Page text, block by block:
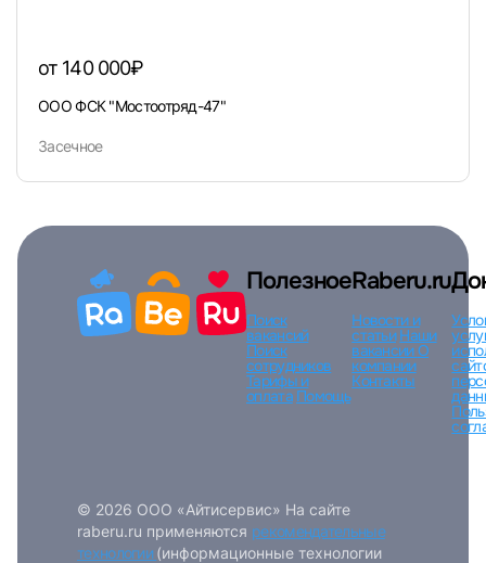
от 140 000₽
ООО ФСК "Мостоотряд-47"
Засечное
Полезное
Поиск
вакансий
Поиск
сотрудников
Тарифы и
оплата Помощь
Raberu.ru
Новости и
статьи Наши
вакансииО
компании
Контакты
© 2026 ООО «Айтисервис» На сайте
raberu.ru применяются рекомендательные
технологии (информационные технологии